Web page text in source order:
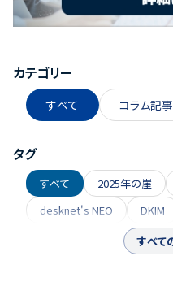
カテゴリー
すべて コラム記事
タグ
すべて 2025年の崖
desknet's NEO
DKIM
Google Gemini
すべて